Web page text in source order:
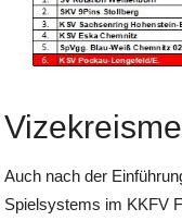
Auch nach der
Spielsystems im KKFV